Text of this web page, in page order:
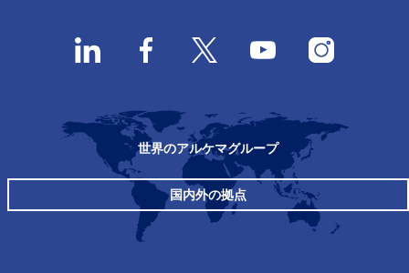
世界のアルケマグループ
国内外の拠点